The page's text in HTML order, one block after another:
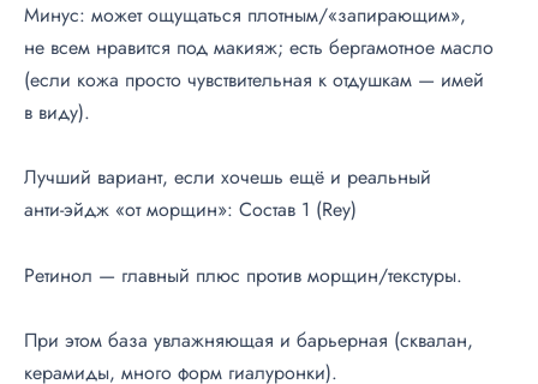
Минус: может ощущаться плотным/«запирающим»,
не всем нравится под макияж; есть бергамотное масло
(если кожа просто чувствительная к отдушкам — имей
в виду).
Лучший вариант, если хочешь ещё и реальный
анти-эйдж «от морщин»: Состав 1 (Rey)
Ретинол — главный плюс против морщин/текстуры.
При этом база увлажняющая и барьерная (сквалан,
керамиды, много форм гиалуронки).